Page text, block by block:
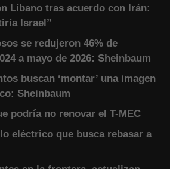
Líbano tras acuerdo con Irán:
Israel”
se redujeron 46% de
a mayo de 2026: Sheinbaum
buscan ‘montar’ una imagen
Sheinbaum
podría no renovar el T-MEC
eléctrico que busca rebasar a